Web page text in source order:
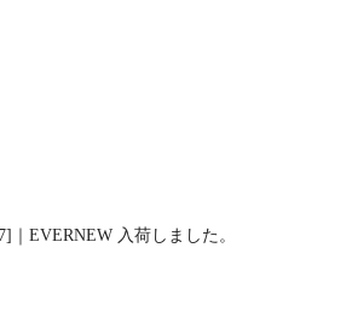
｜EVERNEW 入荷しました。